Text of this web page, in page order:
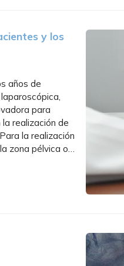
y los
años de
para
realización de
la realización
zona pélvica o